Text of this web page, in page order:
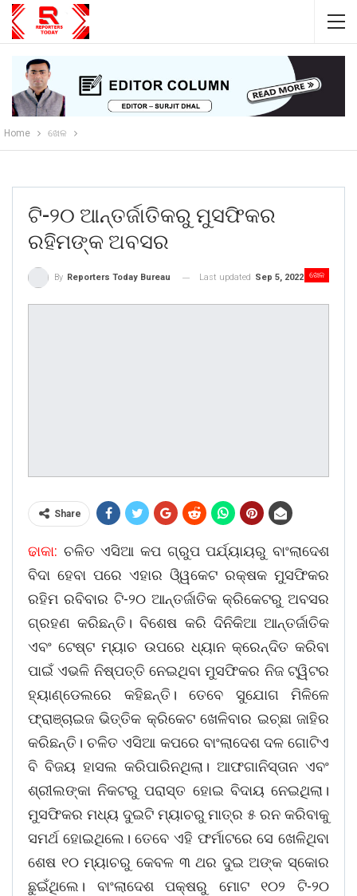
Home ଖେଳ
ଟି-୨୦ ଆନ୍ତର୍ଜାତିକରୁ ମୁସଫିକର
ରହିମଙ୍କ ଅବସର
ଖେଳ
By Reporters Today Bureau Last updated Sep 5, 2022
Share
ଢାକା: ଚଳିତ ଏସିଆ କପ ଗ୍ରୁପ ପର୍ଯ୍ୟାୟରୁ ବାଂଲାଦେଶ
ବିଦା ହେବା ପରେ ଏହାର ଓି୍ୱକେଟ ରକ୍ଷକ ମୁସଫିକର
ରହିମ ରବିବାର ଟି-୨୦ ଆନ୍ତର୍ଜାତିକ କ୍ରିକେଟରୁ ଅବସର
ଗ୍ରହଣ କରିଛନ୍ତି। ବିଶେଷ କରି ଦିନିକିଆ ଆନ୍ତର୍ଜାତିକ
ଏବଂ ଟେଷ୍ଟ ମ୍ୟାଚ ଉପରେ ଧ୍ୟାନ କ୍ରେନ୍ଦିତ କରିବା
ପାଇଁ ଏଭଳି ନିଷ୍ପତ୍ତି ନେଇଥିବା ମୁସଫିକର ନିଜ ଟ୍ୱିଟର
ହ୍ୟାଣ୍ଡେଲରେ କହିଛନ୍ତି। ତେବେ ସୁଯୋଗ ମିଳିଳେ
ଫ୍ରାଞ୍ଚାଇଜ ଭିତ୍ତିକ କ୍ରିକେଟ ଖେଳିବାର ଇଚ୍ଛା ଜାହିର
କରିଛନ୍ତି। ଚଳିତ ଏସିଆ କପରେ ବାଂଲାଦେଶ ଦଳ ଗୋଟିଏ
ବି ବିଜୟ ହାସଲ କରିପାରିନଥିଲା। ଆଫଗାନିସ୍ତାନ ଏବଂ
ଶ୍ରୀଲଙ୍କା ନିକଟରୁ ପରାସ୍ତ ହୋଇ ବିଦାୟ ନେଇଥିଲା।
ମୁସଫିକର ମଧ୍ୟ ଦୁଇଟି ମ୍ୟାଚରୁ ମାତ୍ର ୫ ରନ କରିବାକୁ
ସମର୍ଥ ହୋଇଥିଲେ। ତେବେ ଏହି ଫର୍ମାଟରେ ସେ ଖେଳିଥିବା
ଶେଷ ୧୦ ମ୍ୟାଚରୁ କେବଳ ୩ ଥର ଦୁଇ ଅଙ୍କ ସ୍କୋର
ଛୁଇଁଥିଲେ। ବାଂଲାଦେଶ ପକ୍ଷରୁ ମୋଟ ୧୦୨ ଟି-୨୦